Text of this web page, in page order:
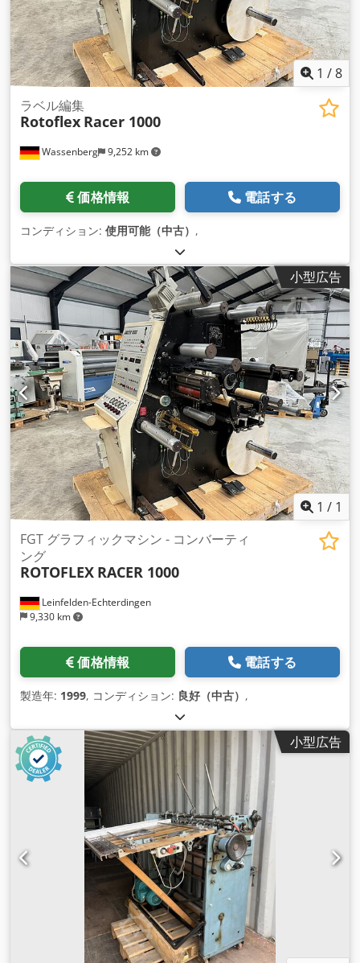
1 /8
Wassenberg 9,252 km
ラベル編集
Rotoflex Racer 1000
価格情報 電話する
コンディション: 使用可能（中古） ,
小型広告
1 / 1
Leinfelden-Echterdingen
9,330 km
FGT グラフィックマシン - コンバーティ
ング
ROTOFLEX RACER 1000
価格情報 電話する
製造年: 1999, コンディション: 良好（中古） ,
小型広告